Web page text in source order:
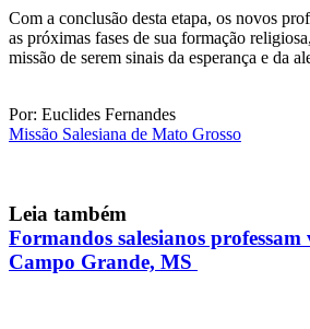
Com a conclusão desta etapa, os novos
as próximas fases de sua formação
missão de serem sinais da esperança e da
Por: Euclides Fernandes
Missão Salesiana de Mato Grosso
Leia também
Formandos salesianos professam
Campo Grande, MS